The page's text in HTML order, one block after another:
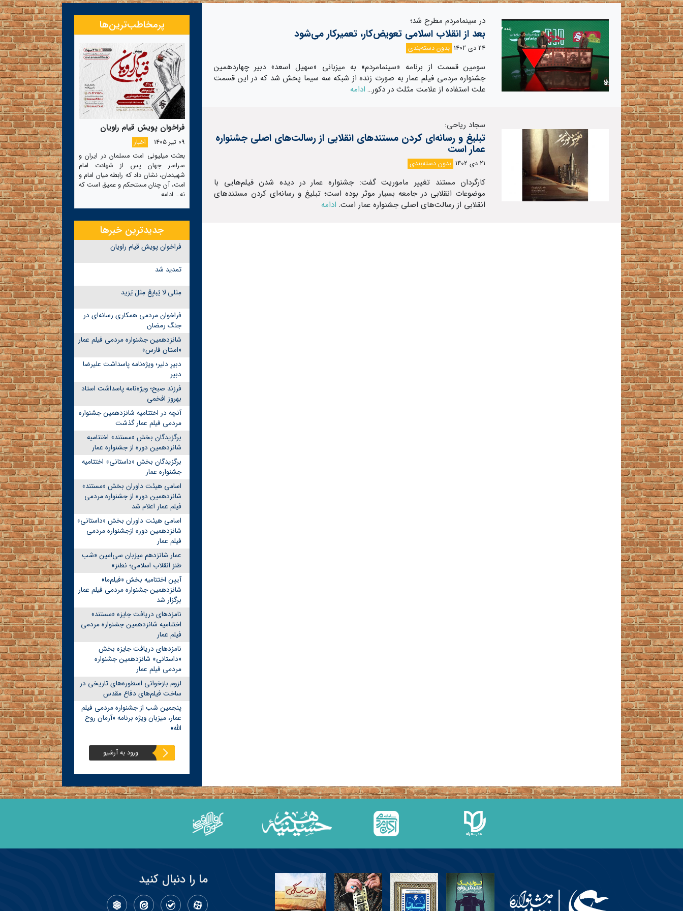
در سینما‌مردم مطرح شد؛
بعد از انقلاب اسلامی تعویض‌کار، تعمیر‌کار می‌شود
24 دی 1402 بدون دسته‌بندی
سومین قسمت از برنامه «سینمامردم» به میزبانی «سهیل اسعد» دبیر چهاردهمین
جشنواره مردمی فیلم عمار به صورت زنده از شبکه سه سیما پخش شد که در این قسمت
علت استفاده از علامت مثلث در دکور… ادامه
سجاد ریاحی:
تبلیغ و رسانه‌ای کردن مستندهای انقلابی از رسالت‌های اصلی جشنواره
عمار است
21 دی 1402 بدون دسته‌بندی
کارگردان مستند تغییر ماموریت گفت: جشنواره عمار در دیده شدن فیلم‌هایی با
موضوعات انقلابی در جامعه بسیار موثر بوده است؛ تبلیغ و رسانه‌ای کردن مستندهای
انقلابی از رسالت‌های اصلی جشنواره عمار است. ادامه
پرمخاطب‌ترین‌ها
فراخوان پویش قیام راویان
09 تیر 1405
اخبار
بعثت میلیونی امت مسلمان در ایران و
سراسر جهان پس از شهادت امام
شهیدمان، نشان داد که رابطه میان امام و
امت، آن چنان مستحکم و عمیق است که
نه… ادامه
جدیدترین خبرها
فراخوان پویش قیام راویان
تمدید شد
مِثلی لا یُبایِعُ مِثلَ یَزید
فراخوان مردمی همکاری رسانه‌ای در
جنگ رمضان
شانزدهمین جشنواره مردمی فیلم عمار
«استان فارس»
دبیرِ دلیر؛ ویژه‌نامه پاسداشت علیرضا
دبیر
فرزند صبح؛ ویژه‌نامه پاسداشت استاد
بهروز افخمی
آنچه در اختتامیه شانزدهمین جشنواره
مردمی فیلم عمار گذشت
برگزیدگان بخش «مستند» اختتامیه
شانزدهمین دوره از جشنواره عمار
برگزیدگان بخش «داستانی» اختتامیه
جشنواره عمار
اسامی هیئت داوران بخش «مستند»
شانزدهمین دوره از جشنواره مردمی
فیلم عمار اعلام شد
اسامی هیئت داوران بخش «داستانی»
شانزدهمین دوره ازجشنواره مردمی
فیلم عمار
عمار شانزدهم میزبان سی‌امین «شب
طنز انقلاب اسلامی؛ نطنز»
آیین اختتامیه بخش «فیلم‌ما»
شانزدهمین جشنواره مردمی فیلم عمار
برگزار شد
نامزدهای دریافت جایزه «مستند»
اختتامیه شانزدهمین جشنواره مردمی
فیلم عمار
نامزدهای دریافت جایزه بخش
«داستانی» شانزدهمین جشنواره
مردمی فیلم عمار
لزوم بازخوانی اسطوره‌های تاریخی در
ساخت فیلم‌های دفاع مقدس
پنجمین شب از جشنواره مردمی فیلم
عمار، میزبان ویژه برنامه «آرمان روح
الله»
ورود به آرشیو
ما را دنبال کنید